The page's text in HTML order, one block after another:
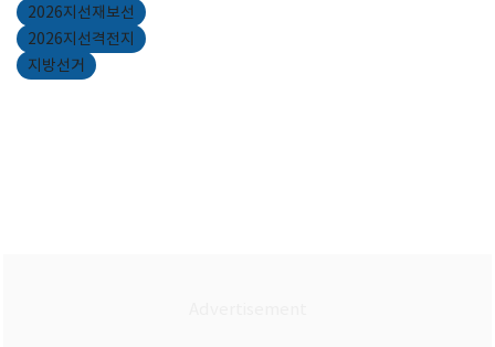
2026지선재보선
2026지선격전지
지방선거